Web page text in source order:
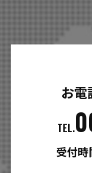
お
TEL.
受付時